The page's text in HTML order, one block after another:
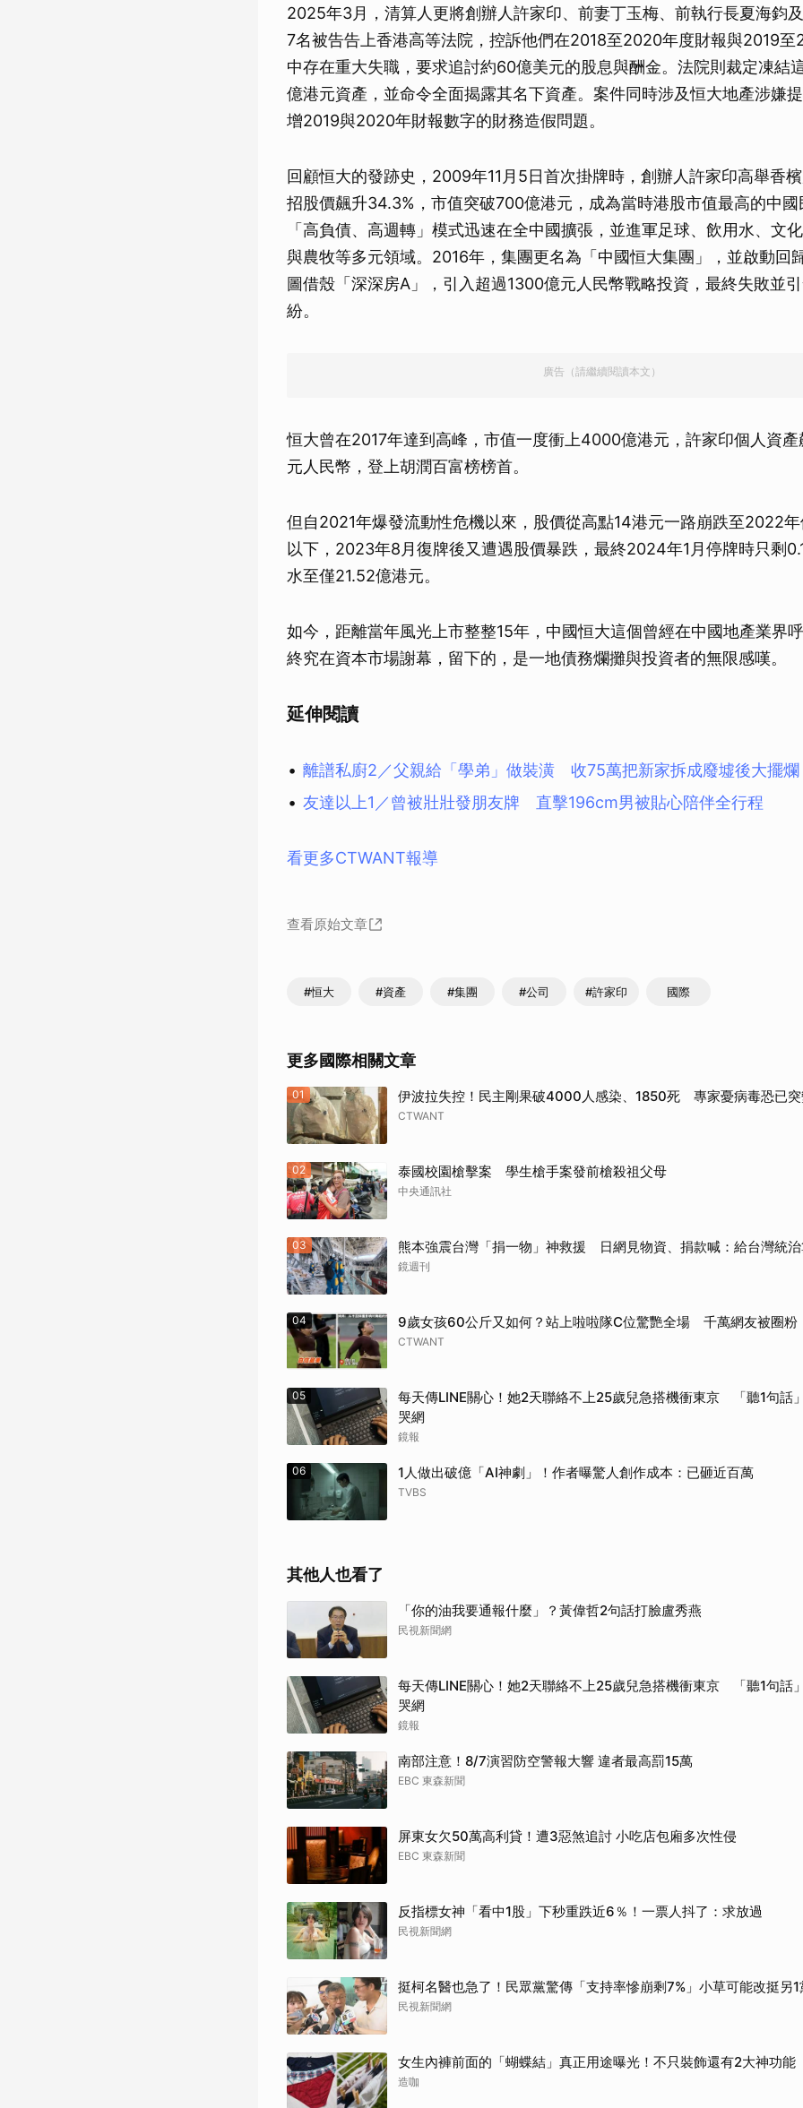
2025年3月，清算人更將創辦人許家印、前妻丁玉梅、前執行長夏海鈞
7名被告告上香港高等法院，控訴他們在2018至2020年度財報與2019至
中存在重大失職，要求追討約60億美元的股息與酬金。法院則裁定凍結
億港元資產，並命令全面揭露其名下資產。案件同時涉及恒大地產涉嫌
增2019與2020年財報數字的財務造假問題。
回顧恒大的發跡史，2009年11月5日首次掛牌時，創辦人許家印高舉香
招股價飆升34.3%，市值突破700億港元，成為當時港股市值最高的中
「高負債、高週轉」模式迅速在全中國擴張，並進軍足球、飲用水、文
與農牧等多元領域。2016年，集團更名為「中國恒大集團」，並啟動回
圖借殼「深深房A」，引入超過1300億元人民幣戰略投資，最終失敗並
紛。
廣告（請繼續閱讀本文）
恒大曾在2017年達到高峰，市值一度衝上4000億港元，許家印個人資
元人民幣，登上胡潤百富榜榜首。
但自2021年爆發流動性危機以來，股價從高點14港元一路崩跌至2022
以下，2023年8月復牌後又遭遇股價暴跌，最終2024年1月停牌時只剩
水至僅21.52億港元。
如今，距離當年風光上市整整15年，中國恒大這個曾經在中國地產業界
終究在資本市場謝幕，留下的，是一地債務爛攤與投資者的無限感嘆。
延伸閱讀
離譜私廚2／父親給「學弟」做裝潢 收75萬把新家拆成廢墟後大擺爛
友達以上1／曾被壯壯發朋友牌 直擊196cm男被貼心陪伴全行程
看更多CTWANT報導
查看原始文章
#恒大 #資產 #集團 #公司 #許家印 國際
更多國際相關文章
01 伊波拉失控！民主剛果破4000人感染、1850死 專家憂病毒恐已
CTWANT
02 泰國校園槍擊案 學生槍手案發前槍殺祖父母
中央通訊社
03 熊本強震台灣「捐一物」神救援 日網見物資、捐款喊：給台灣統
鏡週刊
04 9歲女孩60公斤又如何？站上啦啦隊C位驚艷全場 千萬網友被圈粉
CTWANT
05
每天傳LINE關心！她2天聯絡不上25歲兒急搭機衝東京 「聽1句話
哭網
鏡報
06 1人做出破億「AI神劇」！作者曝驚人創作成本：已砸近百萬
TVBS
其他人也看了
「你的油我要通報什麼」？黃偉哲2句話打臉盧秀燕
民視新聞網
每天傳LINE關心！她2天聯絡不上25歲兒急搭機衝東京 「聽1句話
哭網
鏡報
南部注意！8/7演習防空警報大響 違者最高罰15萬
EBC 東森新聞
屏東女欠50萬高利貸！遭3惡煞追討 小吃店包廂多次性侵
EBC 東森新聞
反指標女神「看中1股」下秒重跌近6％！一票人抖了：求放過
民視新聞網
挺柯名醫也急了！民眾黨驚傳「支持率慘崩剩7%」小草可能改挺另1
民視新聞網
女生內褲前面的「蝴蝶結」真正用途曝光！不只裝飾還有2大神功能
造咖